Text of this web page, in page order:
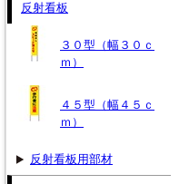
反射看板
３０型（幅３０ｃ
ｍ）
４５型（幅４５ｃ
ｍ）
反射看板用部材